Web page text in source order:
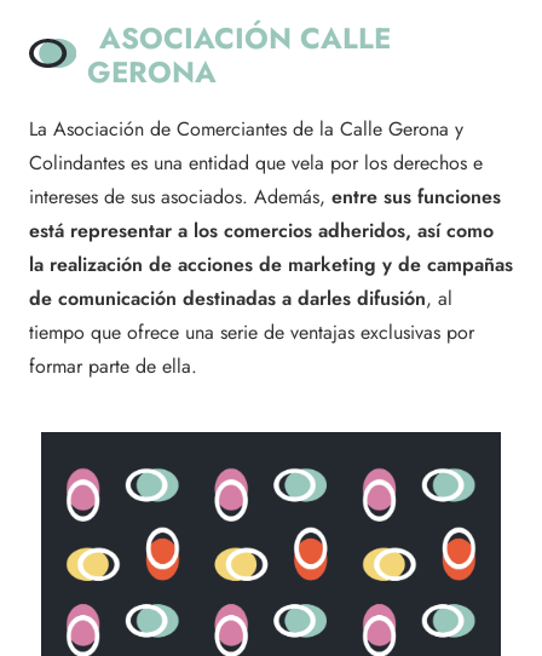
ASOCIACIÓN CALLE
GERONA
La Asociación de Comerciantes de la Calle Gerona y
Colindantes es una entidad que vela por los derechos e
intereses de sus asociados. Además, entre sus funciones
está representar a los comercios adheridos, así como
la realización de acciones de marketing y de campañas
de comunicación destinadas a darles difusión, al
tiempo que ofrece una serie de ventajas exclusivas por
formar parte de ella.